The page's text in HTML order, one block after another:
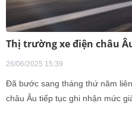
Thị trường xe điện châu
26/06/2025 15:39
Đã bước sang tháng thứ năm
châu Âu tiếp tục ghi nhận mức